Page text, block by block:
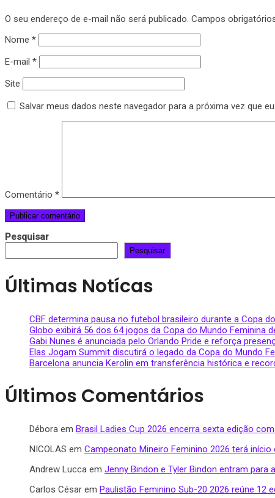
O seu endereço de e-mail não será publicado. Campos
Nome *
E-mail *
Site
Salvar meus dados neste navegador para a próxima vez que
Comentário *
Pesquisar
Pesquisar
Últimas Notícas
CBF determina pausa no futebol brasileiro durante a Copa
Globo exibirá 56 dos 64 jogos da Copa do Mundo Feminina
Gabi Nunes é anunciada pelo Orlando Pride e reforça
Elas Jogam Summit discutirá o legado da Copa do Mundo
Barcelona anuncia Kerolin em transferência histórica e
Últimos Comentários
Débora em Brasil Ladies Cup 2026 encerra sexta edição
NICOLAS em Campeonato Mineiro Feminino 2026 terá
Andrew Lucca em Jenny Bindon e Tyler Bindon entram
Carlos César em Paulistão Feminino Sub-20 2026 reúne 12